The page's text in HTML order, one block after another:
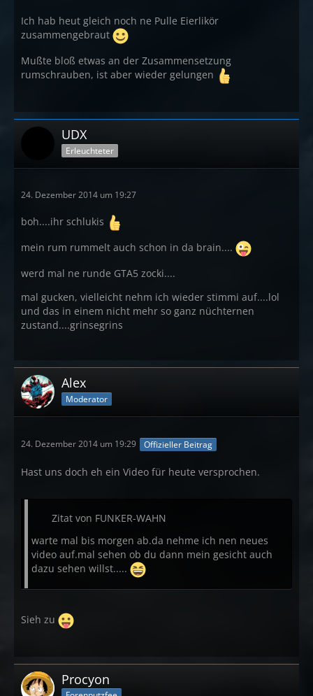
Ich hab heut gleich noch ne Pulle Eierlikör
zusammengebraut
Mußte bloß etwas an der Zusammensetzung
rumschrauben, ist aber wieder gelungen
UDX
Erleuchteter
24. Dezember 2014 um 19:27
boh....ihr schlukis
mein rum rummelt auch schon in da brain....
werd mal ne runde GTA5 zocki....
mal gucken, vielleicht nehm ich wieder stimmi auf....lol
und das in einem nicht mehr so ganz nüchternen
zustand....grinsegrins
Alex
Moderator
24. Dezember 2014 um 19:29 Offizieller Beitrag
Hast uns doch eh ein Video für heute versprochen.
Zitat von FUNKER-WAHN
warte mal bis morgen ab.da nehme ich nen neues
video auf.mal sehen ob du dann mein gesicht auch
dazu sehen willst.....
Sieh zu
Procyon